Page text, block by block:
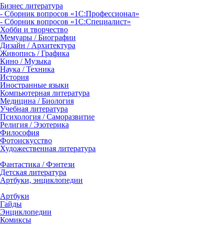
Бизнес литература
- Сборник вопросов «1С:Профессионал»
- Сборник вопросов «1С:Специалист»
Хобби и творчество
Мемуары / Биографии
Дизайн / Архитектура
Живопись / Графика
Кино / Музыка
Наука / Техника
История
Иностранные языки
Компьютерная литература
Медицина / Биология
Учебная литература
Психология / Саморазвитие
Религия / Эзотерика
Философия
Фотоискусство
Художественная литература
Фантастика / Фэнтези
Детская литература
Артбуки, энциклопедии
Артбуки
Гайды
Энциклопедии
Комиксы